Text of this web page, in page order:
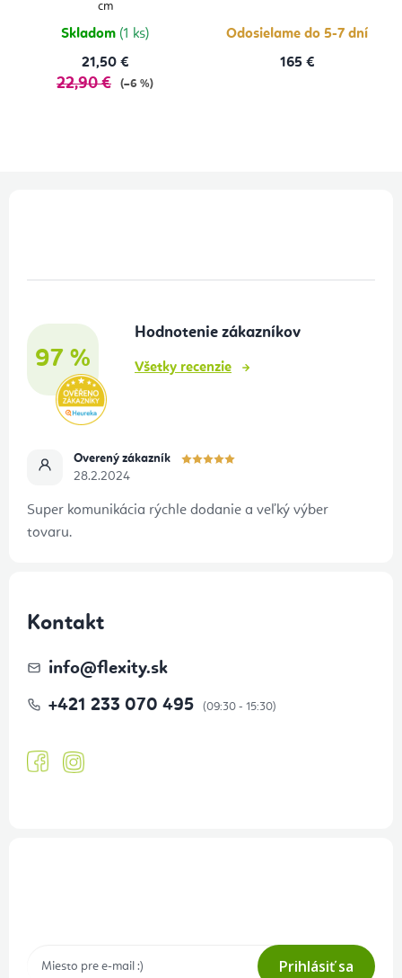
cm
Skladom (1 ks)
21,50 €
22,90 € (–6 %)
Odosielame do 5-7 dní
165 €
97 %
Hodnotenie zákazníkov
Všetky recenzie
Overený zákazník
28.2.2024
Super komunikácia rýchle dodanie a veľký výber
tovaru.
Kontakt
info@flexity.sk
+421 233 070 495
Prihlásiť sa